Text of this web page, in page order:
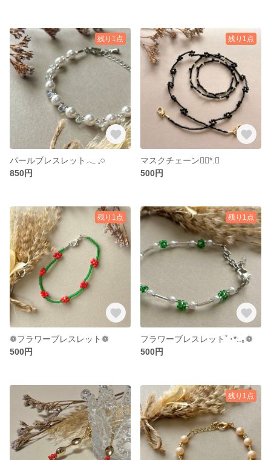
残り1点
パールブレスレット‎𓂃 𓈒𓏸
850円
残り1点
マスクチェーン❁⃘*.ﾟ
500円
残り1点
❁ フラワーブレスレット❁
500円
残り1点
フラワーブレスレットﾟ･*:.｡❁
500円
残り1点